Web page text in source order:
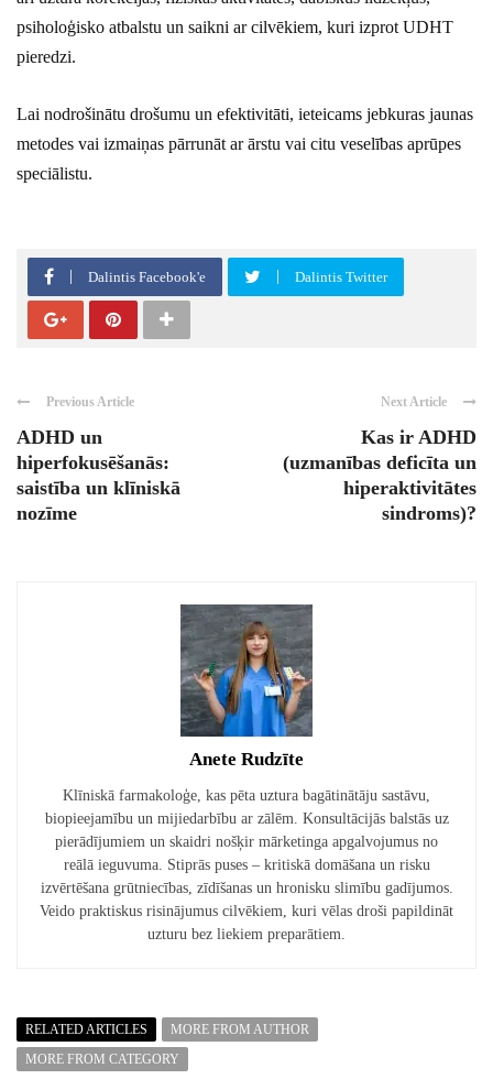
psiholoģisko atbalstu un saikni ar cilvēkiem, kuri izprot UDHT
pieredzi.
Lai nodrošinātu drošumu un efektivitāti, ieteicams jebkuras jaunas
metodes vai izmaiņas pārrunāt ar ārstu vai citu veselības aprūpes
speciālistu.
Dalintis Facebook'e Dalintis Twitter
Previous Article
ADHD un
hiperfokusēšanās:
saistība un klīniskā
nozīme
Next Article
Kas ir ADHD
(uzmanības deficīta un
hiperaktivitātes
sindroms)?
Anete Rudzīte
Klīniskā farmakoloģe, kas pēta uztura bagātinātāju sastāvu,
biopieejamību un mijiedarbību ar zālēm. Konsultācijās balstās uz
pierādījumiem un skaidri nošķir mārketinga apgalvojumus no
reālā ieguvuma. Stiprās puses – kritiskā domāšana un risku
izvērtēšana grūtniecības, zīdīšanas un hronisku slimību gadījumos.
Veido praktiskus risinājumus cilvēkiem, kuri vēlas droši papildināt
uzturu bez liekiem preparātiem.
RELATED ARTICLES
MORE FROM AUTHOR
MORE FROM CATEGORY